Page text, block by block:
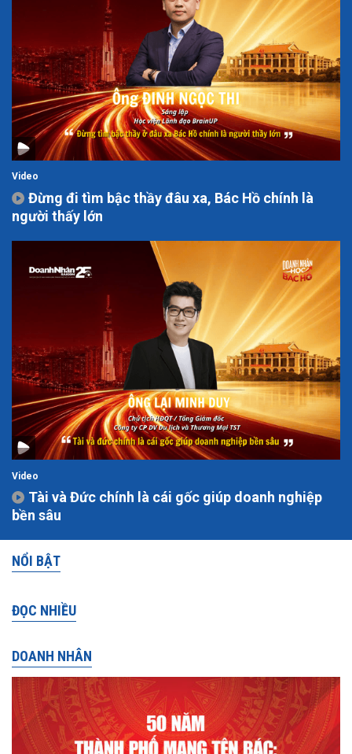
Video
Đừng đi tìm bậc thầy đâu xa, Bác Hồ chính là
người thấy lớn
Video
Tài và Đức chính là cái gốc giúp doanh nghiệp
bền sâu
NỔI BẬT
ĐỌC NHIỀU
DOANH NHÂN